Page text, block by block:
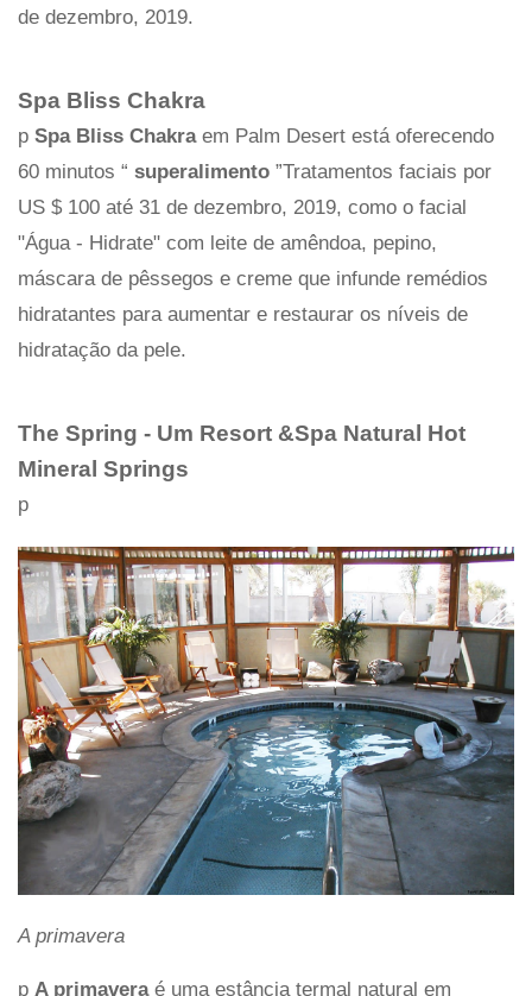
de dezembro, 2019.
Spa Bliss Chakra
p Spa Bliss Chakra em Palm Desert está oferecendo
60 minutos “ superalimento ”Tratamentos faciais por
US $ 100 até 31 de dezembro, 2019, como o facial
"Água - Hidrate" com leite de amêndoa, pepino,
máscara de pêssegos e creme que infunde remédios
hidratantes para aumentar e restaurar os níveis de
hidratação da pele.
The Spring - Um Resort &Spa Natural Hot
Mineral Springs
p
A primavera
p A primavera é uma estância termal natural em